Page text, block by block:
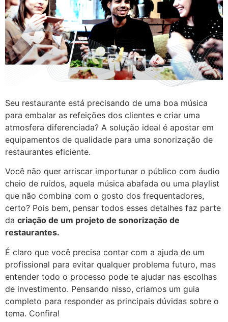
Seu restaurante está precisando de uma boa música
para embalar as refeições dos clientes e criar uma
atmosfera diferenciada? A solução ideal é apostar em
equipamentos de qualidade para uma sonorização de
restaurantes eficiente.
Você não quer arriscar importunar o público com áudio
cheio de ruídos, aquela música abafada ou uma playlist
que não combina com o gosto dos frequentadores,
certo? Pois bem, pensar todos esses detalhes faz parte
da criação de um projeto de sonorização de
restaurantes.
É claro que você precisa contar com a ajuda de um
profissional para evitar qualquer problema futuro, mas
entender todo o processo pode te ajudar nas escolhas
de investimento. Pensando nisso, criamos um guia
completo para responder as principais dúvidas sobre o
tema. Confira!